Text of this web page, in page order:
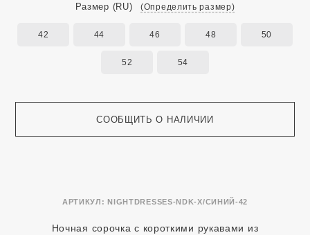
АРТИКУЛ:NIGHTDRESSES-NDK-X/СИНИЙ-42
Размер (RU) (Определить размер)
42 44 46 48 50
52 54
СООБЩИТЬ О НАЛИЧИИ
Ночная сорочка с короткими рукавами из